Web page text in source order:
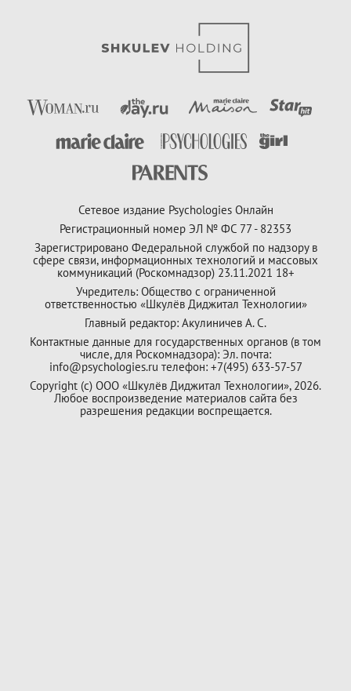
Сетевое издание Psychologies Онлайн
Регистрационный номер ЭЛ № ФС 77 - 82353
Зарегистрировано Федеральной службой по надзору в
сфере связи, информационных технологий и массовых
коммуникаций (Роскомнадзор) 23.11.2021 18+
Учредитель: Общество с ограниченной
ответственностью «Шкулёв Диджитал Технологии»
Главный редактор: Акулиничев А. С.
Контактные данные для государственных органов (в том
числе, для Роскомнадзора): Эл. почта:
info@psychologies.ru телефон: +7(495) 633-57-57
Copyright (с) ООО «Шкулёв Диджитал Технологии», 2026.
Любое воспроизведение материалов сайта без
разрешения редакции воспрещается.